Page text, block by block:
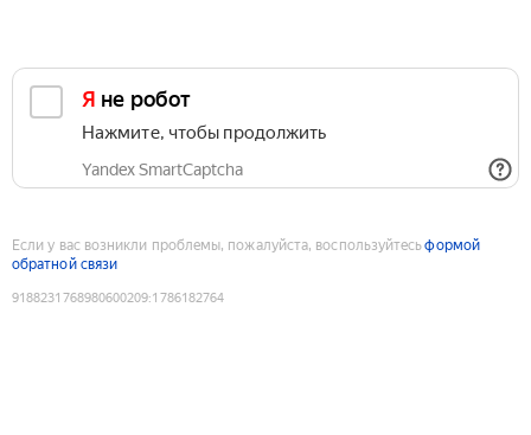
Я не робот
Нажмите, чтобы продолжить
Yandex SmartCaptcha
Если у вас возникли проблемы, пожалуйста, воспользуйтесьформой
обратной связи
9188231768980600209:1786182764